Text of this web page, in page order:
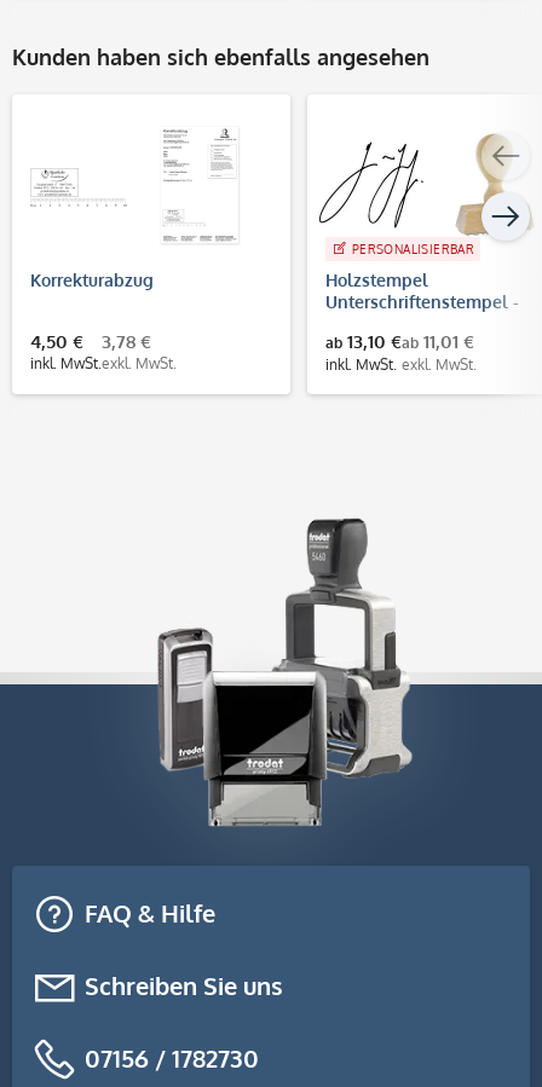
Kunden haben sich ebenfalls angesehen
Korrekturabzug
4,50 €
inkl. MwSt.
3,78 €
exkl. MwSt.
PERSONALISIERBAR
Holzstempel
Unterschriftenstempel -
mm)
ab 13,10 €
inkl. MwSt.
ab 11,01 €
exkl. MwSt.
FAQ & Hilfe
Schreiben Sie uns
07156 / 1782730